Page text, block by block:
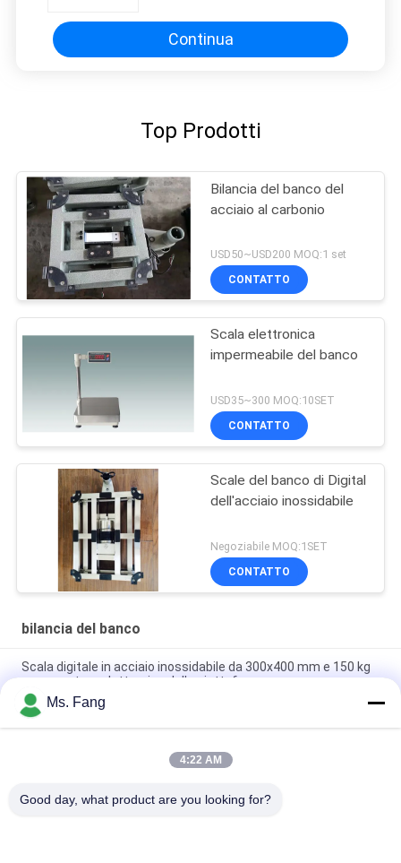
Continua
Top Prodotti
Bilancia del banco del
acciaio al carbonio
USD50~USD200 MOQ:1 set
CONTATTO
Scala elettronica
impermeabile del banco
USD35~300 MOQ:10SET
CONTATTO
Scale del banco di Digital
dell'acciaio inossidabile
Negoziabile MOQ:1SET
CONTATTO
bilancia del banco
Scala digitale in acciaio inossidabile da 300x400 mm e 150 kg
con pesatura elettronica della piattaforma
50*60 banco di bilanciamento elettronico della trave
piattaforma elettronica digitale bilanciere
30x40cm 304 Acciaio inossidabile Scala di banco
Ms. Fang
4:22 AM
Good day, what product are you looking for?